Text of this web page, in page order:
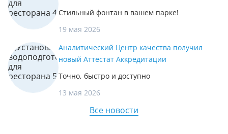
Стильный фонтан в вашем парке!
19 мая 2026
Аналитический Центр качества получил
новый Аттестат Аккредитации
Точно, быстро и доступно
13 мая 2026
Все новости